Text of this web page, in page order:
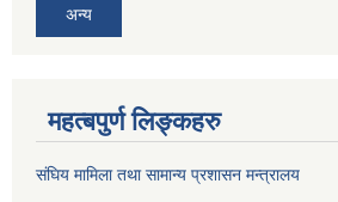
अन्य
महत्बपुर्ण लिङ्कहरु
संघिय मामिला तथा सामान्य प्रशासन मन्त्रालय